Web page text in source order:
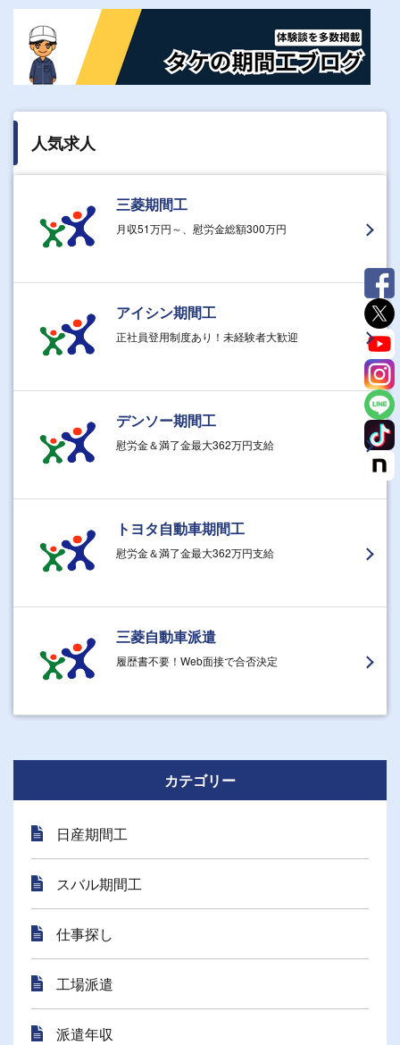
人気求人
三菱期間工
月収51万円～、慰労金総額300万円
アイシン期間工
正社員登用制度あり！未経験者大歓迎
デンソー期間工
慰労金＆満了金最大362万円支給
トヨタ自動車期間工
慰労金＆満了金最大362万円支給
三菱自動車派遣
履歴書不要！Web面接で合否決定
カテゴリー
日産期間工
スバル期間工
仕事探し
工場派遣
派遣年収